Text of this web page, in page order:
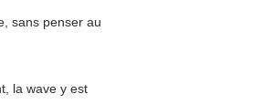
sans penser au
la wave y est